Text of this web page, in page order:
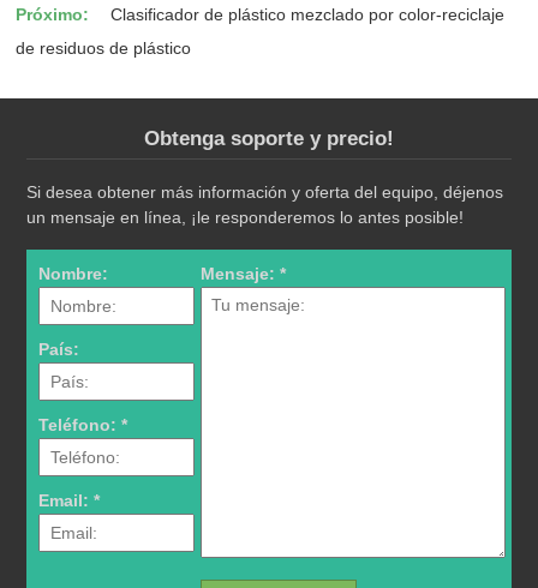
Próximo:
Clasificador de plástico mezclado por color-reciclaje
de residuos de plástico
Obtenga soporte y precio!
Si desea obtener más información y oferta del equipo, déjenos
un mensaje en línea, ¡le responderemos lo antes posible!
Nombre:
País:
Teléfono: *
Email: *
Mensaje: *